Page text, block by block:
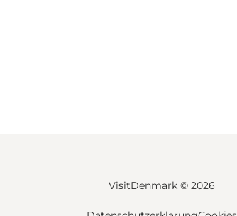
VisitDenmark © 2026